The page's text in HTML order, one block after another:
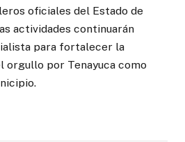
oficiales del Estado de
actividades continuarán
para fortalecer la
orgullo por Tenayuca como